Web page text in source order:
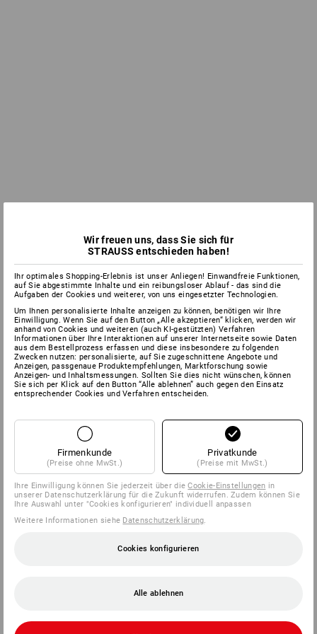
Wir freuen uns, dass Sie sich für
STRAUSS entschieden haben!
Ihr optimales Shopping-Erlebnis ist unser Anliegen! Einwandfreie Funktionen,
auf Sie abgestimmte Inhalte und ein reibungsloser Ablauf - das sind die
Aufgaben der Cookies und weiterer, von uns eingesetzter Technologien.
Um Ihnen personalisierte Inhalte anzeigen zu können, benötigen wir Ihre
Einwilligung. Wenn Sie auf den Button „Alle akzeptieren“ klicken, werden wir
anhand von Cookies und weiteren (auch KI-gestützten) Verfahren
Informationen über Ihre Interaktionen auf unserer Internetseite sowie Daten
aus dem Bestellprozess erfassen und diese insbesondere zu folgenden
Zwecken nutzen: personalisierte, auf Sie zugeschnittene Angebote und
Anzeigen, passgenaue Produktempfehlungen, Marktforschung sowie
Anzeigen- und Inhaltsmessungen. Sollten Sie dies nicht wünschen, können
Sie sich per Klick auf den Button “Alle ablehnen” auch gegen den Einsatz
entsprechender Cookies und Verfahren entscheiden.
Firmenkunde
(Preise ohne MwSt.)
Privatkunde
(Preise mit MwSt.)
Ihre Einwilligung können Sie jederzeit über dieCookie-Einstellungen in
unserer Datenschutzerklärung für die Zukunft widerrufen. Zudem können Sie
Ihre Auswahl unter "Cookies konfigurieren" individuell anpassen
Weitere Informationen siehe Datenschutzerklärung
Cookies konfigurieren
Alle ablehnen